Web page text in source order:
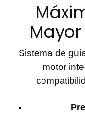
Sistema de
motor